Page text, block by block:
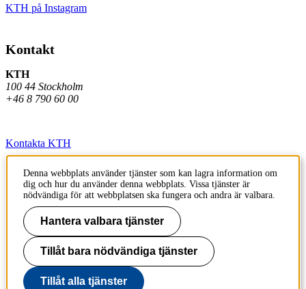
KTH på Instagram
Kontakt
KTH
100 44 Stockholm
+46 8 790 60 00
Kontakta KTH
Jobba på KTH
Press och media
Faktura och betalning KTH
Om KTH:s webbplatser
Tillgänglighetsredogörelse
Denna webbplats använder tjänster som kan lagra information om
dig och hur du använder denna webbplats. Vissa tjänster är
nödvändiga för att webbplatsen ska fungera och andra är valbara.
Hantera valbara tjänster
Tillåt bara nödvändiga tjänster
Tillåt alla tjänster